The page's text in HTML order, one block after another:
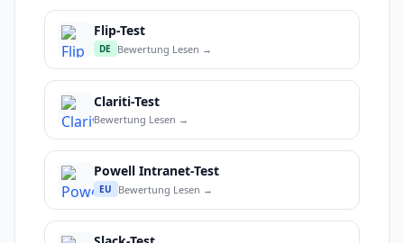
Flip-Test
DE Bewertung Lesen →
Clariti-Test
Bewertung Lesen →
Powell Intranet-Test
EU Bewertung Lesen →